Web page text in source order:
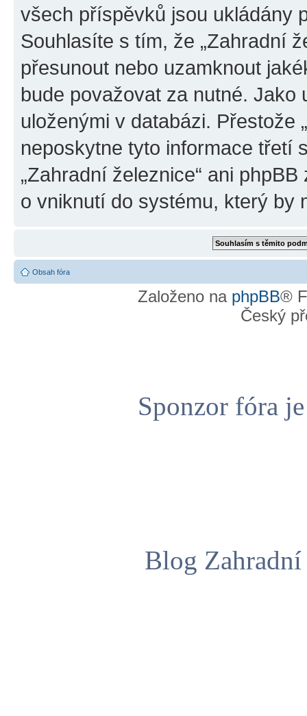
všech příspěvků jsou ukládány
Souhlasíte s tím, že „Zahradní
přesunout nebo uzamknout
bude považovat za nutné.
uloženými v databázi. Přestože
neposkytne tyto informace třetí
„Zahradní železnice“ ani
o vniknutí do systému, který by
Obsah fóra
Založeno na phpBB®
Český
Sponzor fóra
Blog